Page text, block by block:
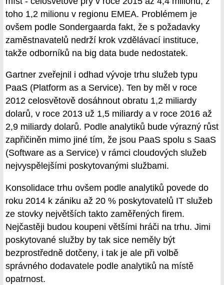
toho 1,2 milionu v regionu EMEA. Problémem je
ovšem podle Sondergaarda fakt, že s požadavky
zaměstnavatelů nedrží krok vzdělávací instituce,
takže odborníků na big data bude nedostatek.
Gartner zveřejnil i odhad vývoje trhu služeb typu
PaaS (Platform as a Service). Ten by měl v roce
2012 celosvětově dosáhnout obratu 1,2 miliardy
dolarů, v roce 2013 už 1,5 miliardy a v roce 2016 až
2,9 miliardy dolarů. Podle analytiků bude výrazný růst
zapřičiněn mimo jiné tím, že jsou PaaS spolu s SaaS
(Software as a Service) v rámci cloudových služeb
nejvyspělejšími poskytovanými službami.
Konsolidace trhu ovšem podle analytiků povede do
roku 2014 k zániku až 20 % poskytovatelů IT služeb
ze stovky největších takto zaměřených firem.
Nejčastěji budou koupeni většími hráči na trhu. Jimi
poskytované služby by tak sice neměly být
bezprostředně dotčeny, i tak je ale při volbě
správného dodavatele podle analytiků na místě
opatrnost.